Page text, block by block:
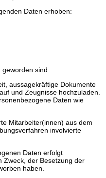
Daten erhoben:
geworden sind
aussagekräftige Dokumente
und Zeugnisse hochzuladen.
Daten wie
Mitarbeiter(innen) aus dem
involvierte
Daten erfolgt
Zweck, der Besetzung der
haben.